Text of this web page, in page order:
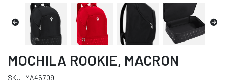
MOCHILA ROOKIE, MACRON
SKU: MA45709